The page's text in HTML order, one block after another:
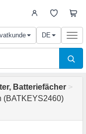
DE
Batteriefächer >
(BATKEYS2460)